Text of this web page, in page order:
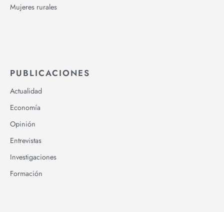
Mujeres rurales
PUBLICACIONES
Actualidad
Economía
Opinión
Entrevistas
Investigaciones
Formación